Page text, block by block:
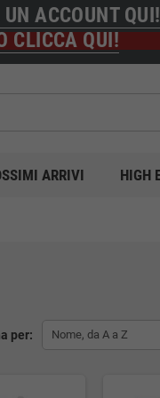
ACCOUNT QUI!
CLICCA QUI!
ARRIVI HIGH
per: Nome, da A a Z